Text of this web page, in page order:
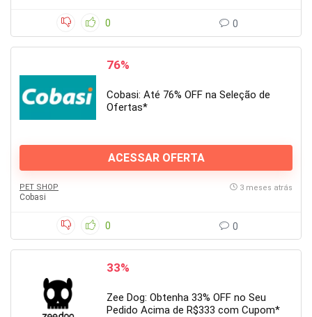
0 0
76%
Cobasi: Até 76% OFF na Seleção de
Ofertas*
ACESSAR OFERTA
PET SHOP
Cobasi
3 meses atrás
0 0
33%
Zee Dog: Obtenha 33% OFF no Seu
Pedido Acima de R$333 com Cupom*